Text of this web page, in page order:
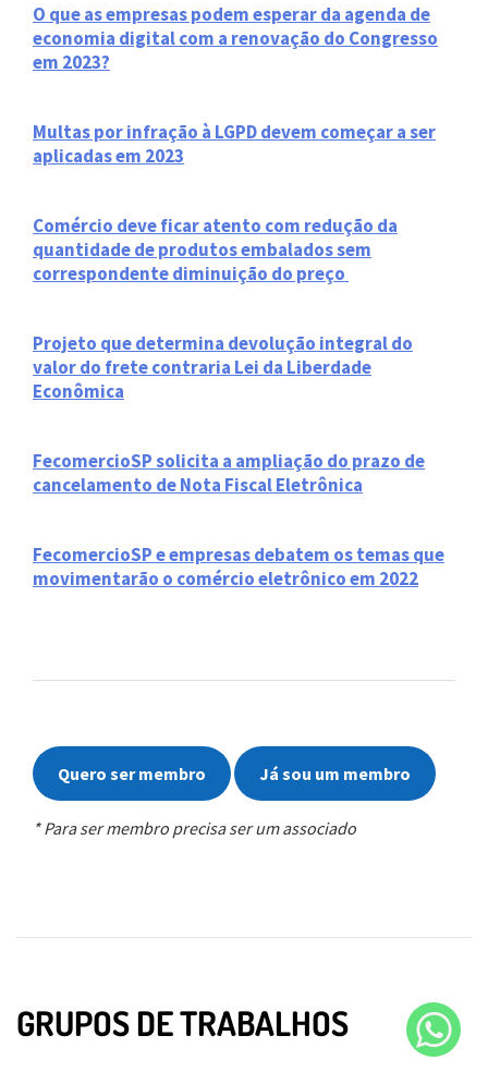
O que as empresas podem esperar da agenda de
economia digital com a renovação do Congresso
em 2023?
Multas por infração à LGPD devem começar a ser
aplicadas em 2023
Comércio deve ficar atento com redução da
quantidade de produtos embalados sem
correspondente diminuição do preço
Projeto que determina devolução integral do
valor do frete contraria Lei da Liberdade
Econômica
FecomercioSP solicita a ampliação do prazo de
cancelamento de Nota Fiscal Eletrônica
FecomercioSP e empresas debatem os temas que
movimentarão o comércio eletrônico em 2022
Quero ser membro Já sou um membro
* Para ser membro precisa ser um associado
GRUPOS DE TRABALHOS